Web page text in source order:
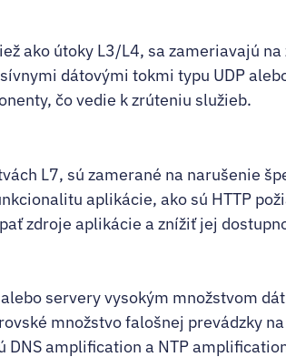
ako útoky L3/L4, sa zameriavajú
dátovými tokmi typu UDP
čo vedie k zrúteniu služieb.
L7, sú zamerané na narušenie
aplikácie, ako sú HTTP
zdroje aplikácie a znížiť jej
servery vysokým množstvom
množstvo falošnej prevádzky
amplification a NTP